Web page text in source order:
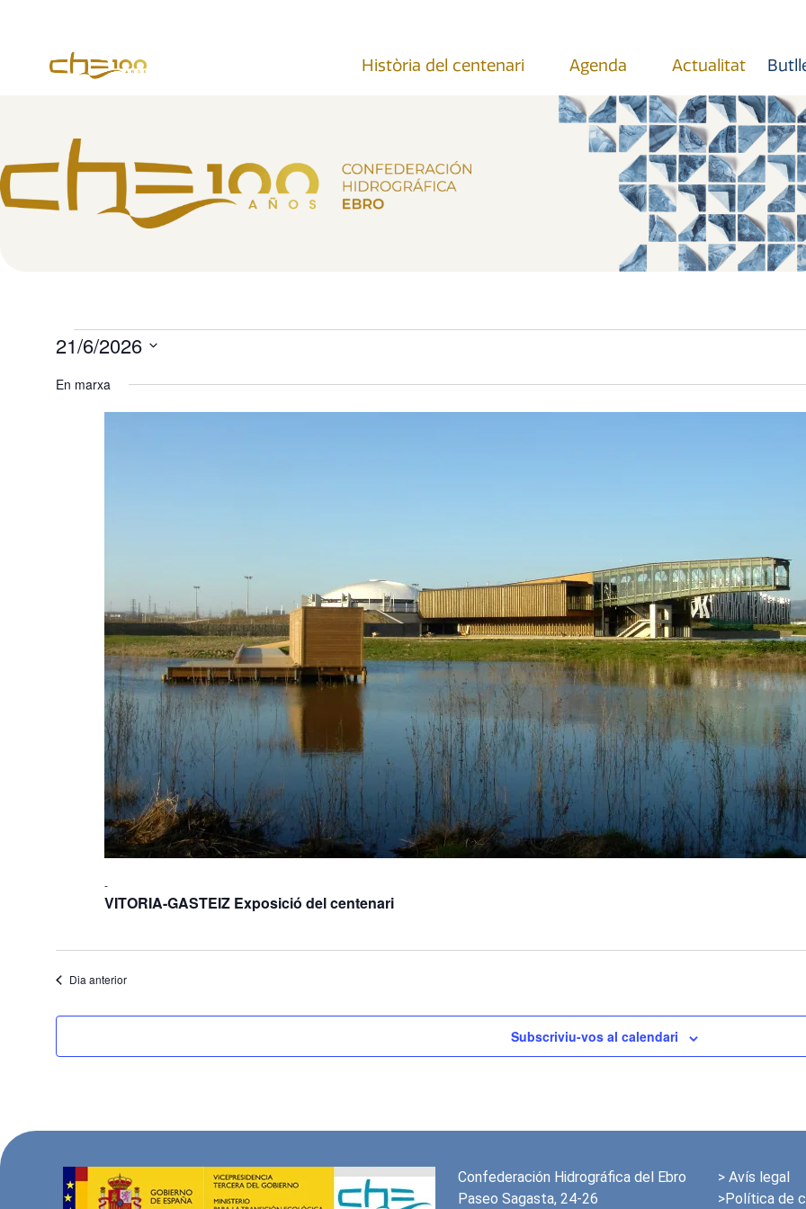
Història del centenari Agenda Actualitat
21/6/2026
una
data.
En marxa
VITORIA-GASTEIZ Exposició del centenari
-
Dia anterior
Subscriviu-vos al calendari
Confederación Hidrográfica del Ebro
Paseo Sagasta, 24-26
> Avís legal
>Política de